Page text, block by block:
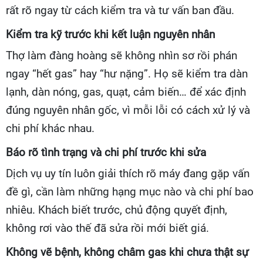
rất rõ ngay từ cách kiểm tra và tư vấn ban đầu.
Kiểm tra kỹ trước khi kết luận nguyên nhân
Thợ làm đàng hoàng sẽ không nhìn sơ rồi phán
ngay “hết gas” hay “hư nặng”. Họ sẽ kiểm tra dàn
lạnh, dàn nóng, gas, quạt, cảm biến… để xác định
đúng nguyên nhân gốc, vì mỗi lỗi có cách xử lý và
chi phí khác nhau.
Báo rõ tình trạng và chi phí trước khi sửa
Dịch vụ uy tín luôn giải thích rõ máy đang gặp vấn
đề gì, cần làm những hạng mục nào và chi phí bao
nhiêu. Khách biết trước, chủ động quyết định,
không rơi vào thế đã sửa rồi mới biết giá.
Không vẽ bệnh, không châm gas khi chưa thật sự